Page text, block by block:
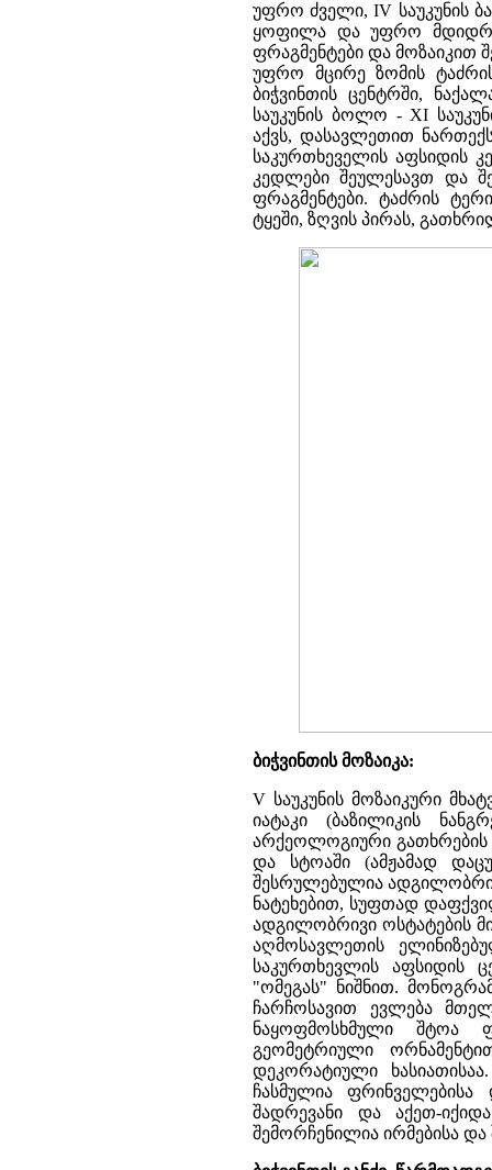
უფრო ძველი, IV საუკუნის
ყოფილა და უფრო
ფრაგმენტები და მოზაიკით
უფრო მცირე ზომის
ბიჭვინთის ცენტრში,
საუკუნის ბოლო - XI
აქვს, დასავლეთით
საკურთხეველის აფსიდის
კედლები შეულესავთ და
ფრაგმენტები. ტაძრის
ტყეში, ზღვის პირას,
ბიჭვინთის მოზაიკა:
V საუკუნის მოზაიკური
იატაკი (ბაზილიკის
არქეოლოგიური გათხრების
და სტოაში (ამჟამად
შესრულებულია
ნატეხებით, სუფთად
ადგილობრივი ოსტატების
აღმოსავლეთის
საკურთხევლის აფსიდის
"ომეგას" ნიშნით.
ჩარჩოსავით ევლება
ნაყოფმოსხმული შტოა
გეომეტრიული
დეკორატიული
ჩასმულია ფრინველებისა
შადრევანი და აქეთ-
შემორჩენილია ირმებისა